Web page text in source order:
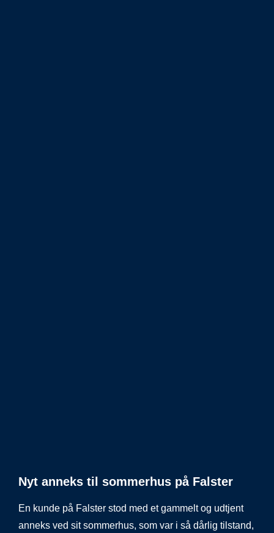
Nyt anneks til sommerhus på Falster
En kunde på Falster stod med et gammelt og udtjent
anneks ved sit sommerhus, som var i så dårlig tilstand,